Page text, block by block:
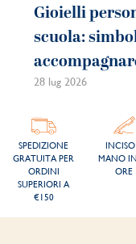
Gioielli
scuola:
28 lug 2026
SPEDIZIONE
GRATUITA PER
ORDINI
SUPERIORI A
€150
MANO
ORE